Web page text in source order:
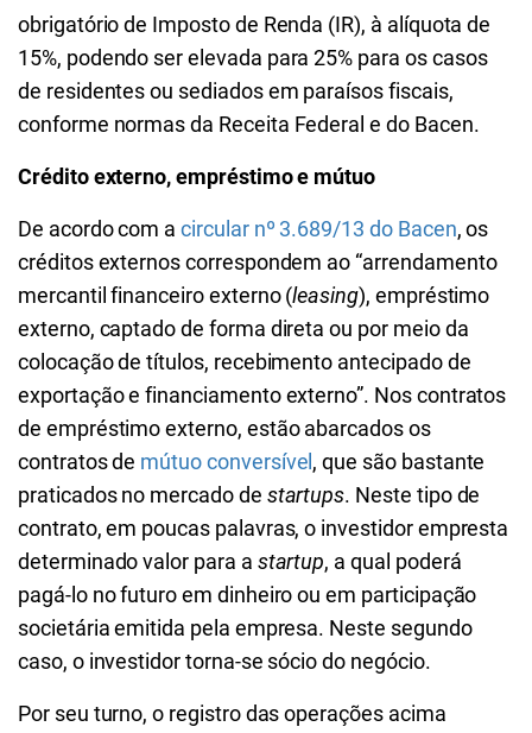
obrigatório de Imposto de Renda (IR), à alíquota de
15%, podendo ser elevada para 25% para os casos
de residentes ou sediados em paraísos fiscais,
conforme normas da Receita Federal e do Bacen.
Crédito externo, empréstimo e mútuo
De acordo com acircular nº 3.689/13 do Bacen, os
créditos externos correspondem ao “arrendamento
mercantil financeiro externo (leasing), empréstimo
externo, captado de forma direta ou por meio da
colocação de títulos, recebimento antecipado de
exportação e financiamento externo”. Nos contratos
de empréstimo externo, estão abarcados os
contratos de mútuo conversível , que são bastante
praticados no mercado de startups. Neste tipo de
contrato, em poucas palavras, o investidor empresta
determinado valor para a startup, a qual poderá
pagá-lo no futuro em dinheiro ou em participação
societária emitida pela empresa. Neste segundo
caso, o investidor torna-se sócio do negócio.
Por seu turno, o registro das operações acima